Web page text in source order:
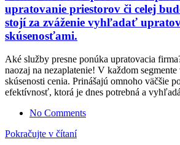
upratovanie priestorov či celej
stojí za zváženie vyhľadať
skúsenosťami.
Aké služby presne ponúka upratovacia
naozaj na nezaplatenie! V každom segmente
skúsenosti cenia. Prinášajú omnoho väčšie
efektívnosť, ktorá je dnes potrebná a
No Comments
Pokračujte v čítaní